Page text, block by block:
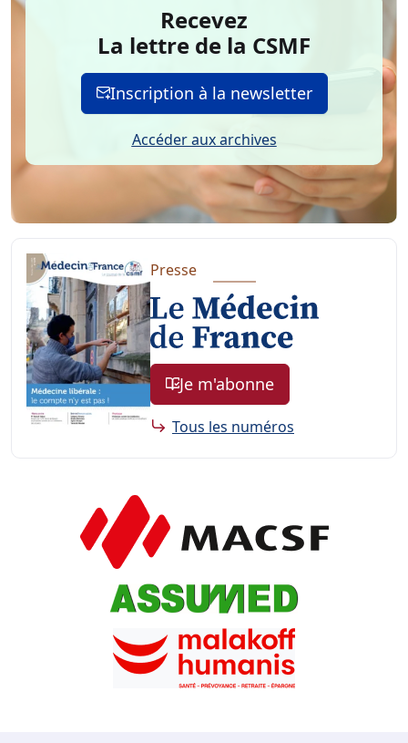
Recevez
La lettre de la CSMF
Inscription à la newsletter
Accéder aux archives
Presse
Je m'abonne
Tous les numéros